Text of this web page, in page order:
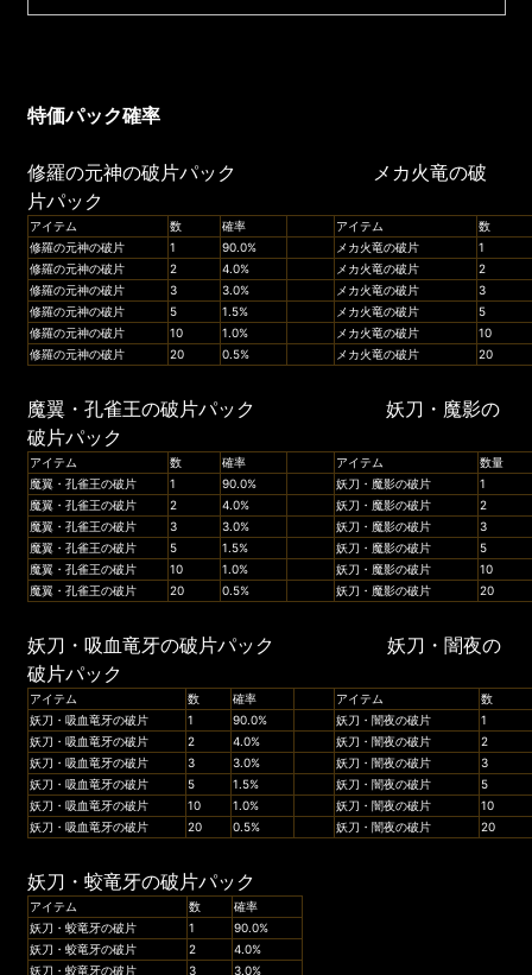
特価パック確率
修羅の元神の破片パック メカ火竜の破
片パック
アイテム 数 確率 アイテム
数
修羅の元神の破片
1 90.0% メカ火竜の破片
1
修羅の元神の破片
2 4.0% メカ火竜の破片
2
修羅の元神の破片
3 3.0% メカ火竜の破片
3
修羅の元神の破片
5 1.5% メカ火竜の破片
5
修羅の元神の破片
10 1.0% メカ火竜の破片
10
修羅の元神の破片
20 0.5% メカ火竜の破片 20
魔翼・孔雀王の破片パック 妖刀・魔影の
破片パック
アイテム 数 確率 アイテム
数量
魔翼・孔雀王の破片
1 90.0% 妖刀・魔影の破片
1
魔翼・孔雀王の破片
2 4.0% 妖刀・魔影の破片
2
魔翼・孔雀王の破片
3 3.0% 妖刀・魔影の破片
3
魔翼・孔雀王の破片
5 1.5% 妖刀・魔影の破片
5
魔翼・孔雀王の破片
10 1.0% 妖刀・魔影の破片
10
魔翼・孔雀王の破片
20 0.5% 妖刀・魔影の破片 20
妖刀・吸血竜牙の破片パック 妖刀・闇夜の
破片パック
アイテム 数 確率 アイテム
数
妖刀・吸血竜牙の破片
1 90.0% 妖刀・闇夜の破片
1
妖刀・吸血竜牙の破片
2 4.0% 妖刀・闇夜の破片
2
妖刀・吸血竜牙の破片
3 3.0% 妖刀・闇夜の破片
3
妖刀・吸血竜牙の破片
5 1.5% 妖刀・闇夜の破片
5
妖刀・吸血竜牙の破片
10 1.0% 妖刀・闇夜の破片
10
妖刀・吸血竜牙の破片
20 0.5% 妖刀・闇夜の破片 20
妖刀・蛟竜牙の破片パック
アイテム 数
確率
妖刀・蛟竜牙の破片
1
90.0%
妖刀・蛟竜牙の破片
2
4.0%
妖刀・蛟竜牙の破片
3 3.0%